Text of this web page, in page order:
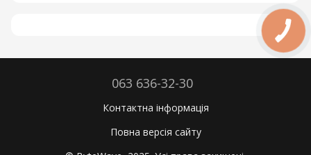
063 636-32-30
Контактна інформація
Повна версія сайту